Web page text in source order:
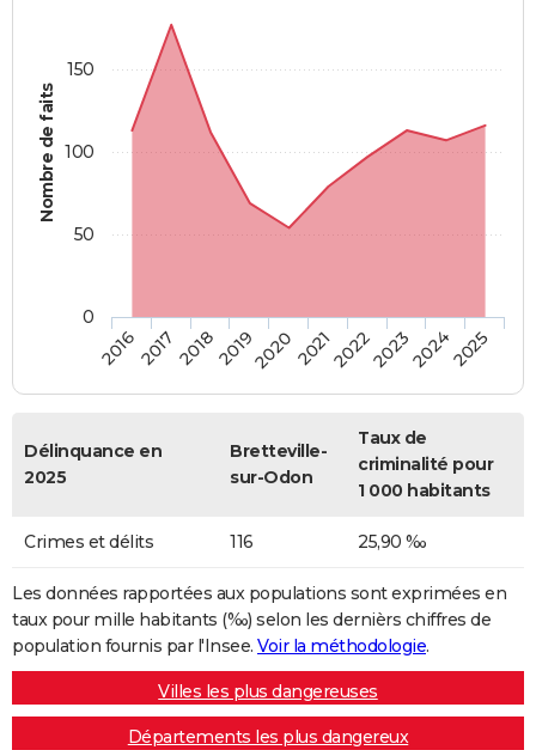
Nombre de faits
2016201720182019202020212022202320242025
0
50
100
150
Délinquance en
2025
Bretteville-
sur-Odon
Taux de
criminalité pour
1 000 habitants
Crimes et délits 116 25,90 ‰
Les données rapportées aux populations sont exprimées en
taux pour mille habitants (‰) selon les dernièrs chiffres de
population fournis par l'Insee. Voir la méthodologie.
Villes les plus dangereuses
Départements les plus dangereux